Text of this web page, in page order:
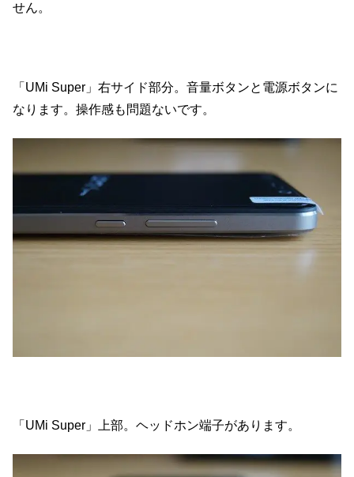
せん。
「UMi Super」右サイド部分。音量ボタンと電源ボタンに
なります。操作感も問題ないです。
「UMi Super」上部。ヘッドホン端子があります。